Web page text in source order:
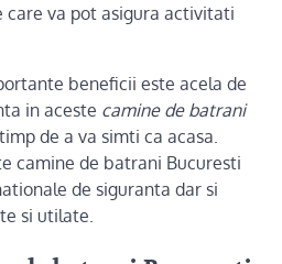
care va pot asigura activitati
beneficii este acela de
in aceste camine de batrani
de a va simti ca acasa.
camine de batrani Bucuresti
de siguranta dar si
si utilate.